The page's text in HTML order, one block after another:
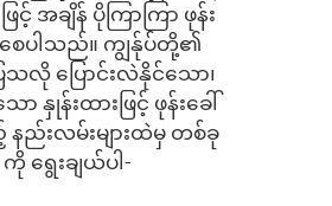
င့် အချိန် ပိုကြာကြာ ဖုန်း
စေပါသည်။ ကျွန်ုပ်တို့၏
လို ပြောင်းလဲနိုင်သော၊
နှုန်းထားဖြင့် ဖုန်းခေါ်
ည်းလမ်းများထဲမှ တစ်ခု
ကို ရွေးချယ်ပါ-